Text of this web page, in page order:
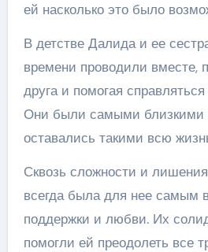
ей насколько это было
В детстве Далида и ее
времени проводили вместе,
друга и помогая
Они были самыми близкими
оставались такими всю
Сквозь сложности и
всегда была для нее самым
поддержки и любви. Их
помогли ей преодолеть все